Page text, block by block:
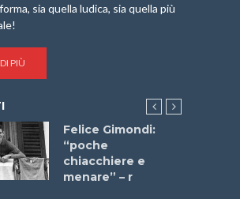
sia quella ludica, sia quella più
PIÙ
Felice Gimondi:
“poche
chiacchiere e
menare” – r